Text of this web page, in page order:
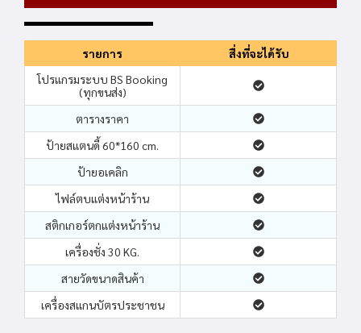
รายการ
สื่งที่จะได้รับ
โปรแกรมระบบ BS Booking
(ทุกขนส่ง)
ตารางราคา
ป้ายสแตนดี้ 60*160 cm.
ป้ายอเคลิก
ไฟล์ตบแต่งหน้าร้าน
สติกเกอร์ตกแต่งหน้าร้าน
เครื่องชั่ง 30 KG.
สายวัดขนาดสินค้า
เครื่องสแกนบัตรประชาชน